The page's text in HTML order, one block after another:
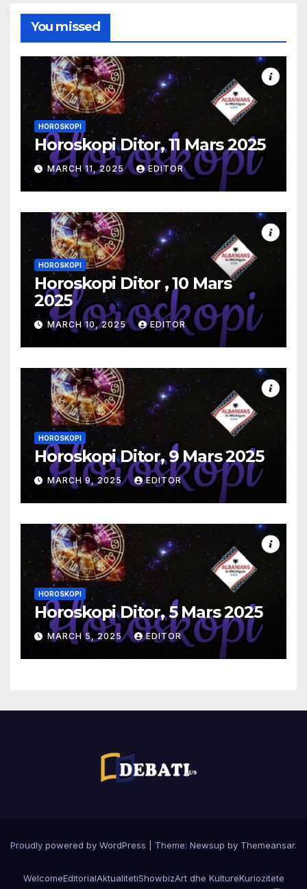
You missed
HOROSKOPI
Horoskopi Ditor, 11 Mars 2025
MARCH 11, 2025 EDITOR
HOROSKOPI
Horoskopi Ditor , 10 Mars
2025
MARCH 10, 2025 EDITOR
HOROSKOPI
Horoskopi Ditor, 9 Mars 2025
MARCH 9, 2025 EDITOR
HOROSKOPI
Horoskopi Ditor, 5 Mars 2025
MARCH 5, 2025 EDITOR
Proudly powered by WordPress Theme: Newsup by Themeansar.
WelcomeEditorialAktualitetiShowbizArt dhe KultureKuriozitete